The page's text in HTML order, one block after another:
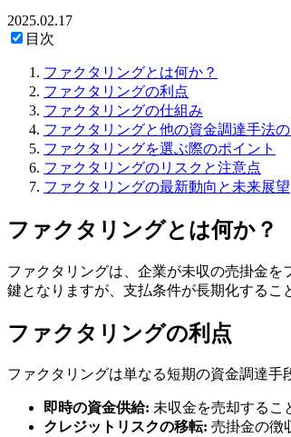
2025.02.17
目次
ファクタリングとは何か？
ファクタリングの利点
ファクタリングの仕組み
ファクタリングと他の資金調達手法
ファクタリングを選ぶ際のポイント
ファクタリングのリスクと注意点
ファクタリングの最新動向と未来展望
ファクタリングとは何か？
ファクタリングは、企業が未収の売掛金
鍵となりますが、支払条件が長期化するこ
ファクタリングの利点
ファクタリングは単なる短期の資金調達手
即時の資金供給: 未収金を売却するこ
クレジットリスクの移転: 売掛金の徴